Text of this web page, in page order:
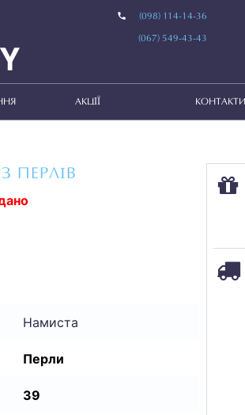
(098) 114-14-36
(067) 549-43-43
АКЦІЇ КОНТАКТИ
ПЕРЛІВ
Намиста
Перли
39